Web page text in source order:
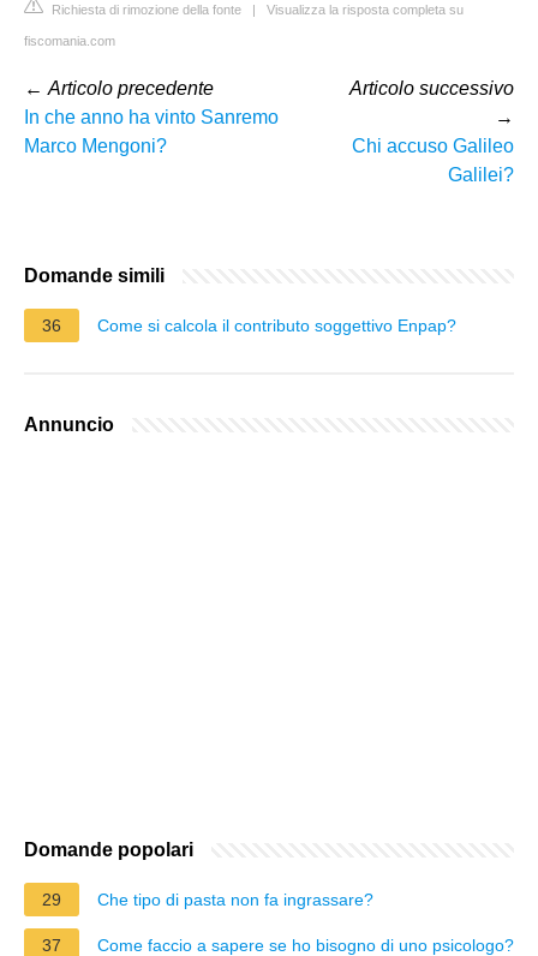
Richiesta di rimozione della fonte | Visualizza la risposta completa su
fiscomania.com
← Articolo precedente
In che anno ha vinto Sanremo
Marco Mengoni?
Articolo successivo
→
Chi accuso Galileo
Galilei?
Domande simili
36 Come si calcola il contributo soggettivo Enpap?
Annuncio
Domande popolari
29 Che tipo di pasta non fa ingrassare?
37 Come faccio a sapere se ho bisogno di uno psicologo?